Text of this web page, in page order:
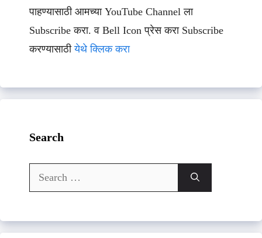
पाहण्यासाठी आमच्या YouTube Channel ला
Subscribe करा. व Bell Icon प्रेस करा Subscribe
करण्यासाठीयेथे क्लिक करा
Search
Search
for: